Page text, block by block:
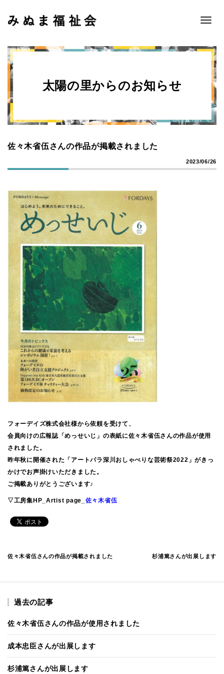
Toggle
太陽の里からのお知らせ
佐々木省伍さんの作品が掲載されました
2023/06/26
フォーデイズ株式会社様から依頼を受けて、
会員向けの広報誌「めっせいじ」の表紙に佐々木省伍さんの作品が使用
されました。
昨年秋に開催された「アートパラ深川おしゃべりな芸術祭2022」がきっ
かけでお声掛けいただきました。
ご掲載ありがとうございます♪
▽工房集HP_Artist page_ 佐々木省伍
佐々木省伍さんの作品が掲載されました 杉浦篤さんが出展します
過去の記事
佐々木省伍さんの作品が使用されました
成本忠臣さんが出展します
杉浦篤さんが出展します